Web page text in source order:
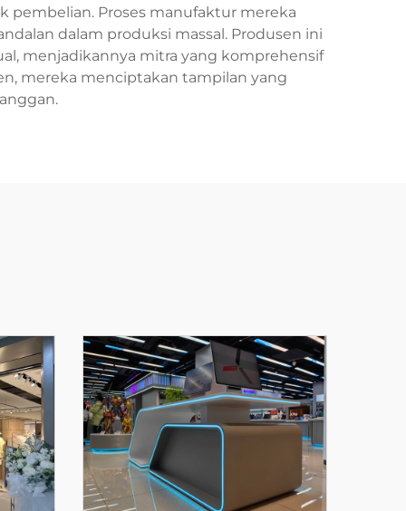
Proses manufaktur mereka
dalam produksi massal. Produsen ini
menjadikannya mitra yang komprehensif
mereka menciptakan tampilan yang